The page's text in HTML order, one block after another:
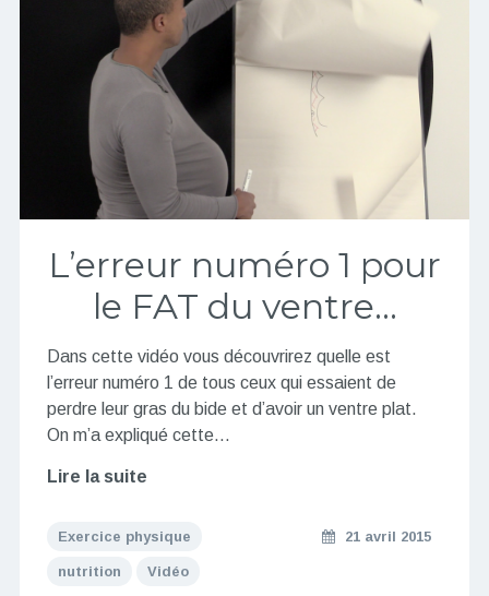
L’erreur numéro 1 pour
le FAT du ventre…
Dans cette vidéo vous découvrirez quelle est
l’erreur numéro 1 de tous ceux qui essaient de
perdre leur gras du bide et d’avoir un ventre plat.
On m’a expliqué cette…
Lire la suite
Exercice physique
nutrition Vidéo
21 avril 2015